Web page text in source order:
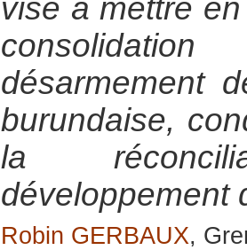
vise à mettre
désarmement
burundaise,
la
développement
Robin GERBAUX,